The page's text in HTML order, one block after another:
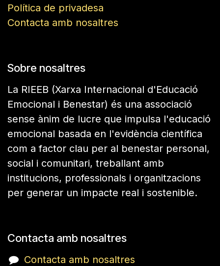
Política de privadesa
Contacta amb nosaltres
Sobre nosaltres
La RIEEB (Xarxa Internacional d'Educació
Emocional i Benestar) és una associació
sense ànim de lucre que impulsa l'educació
emocional basada en l'evidència científica
com a factor clau per al benestar personal,
social i comunitari, treballant amb
institucions, professionals i organitzacions
per generar un impacte real i sostenible.
Contacta amb nosaltres
Contacta amb nosaltres